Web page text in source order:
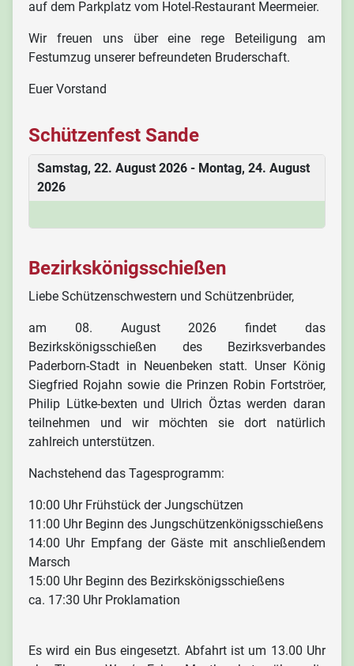
auf dem Parkplatz vom Hotel-Restaurant Meermeier.
Wir freuen uns über eine rege Beteiligung am
Festumzug unserer befreundeten Bruderschaft.
Euer Vorstand
Schützenfest Sande
Samstag, 22. August 2026 - Montag, 24. August
2026
Bezirkskönigsschießen
Liebe Schützenschwestern und Schützenbrüder,
am 08. August 2026 findet das
Bezirkskönigsschießen des Bezirksverbandes
Paderborn-Stadt in Neuenbeken statt. Unser König
Siegfried Rojahn sowie die Prinzen Robin Fortströer,
Philip Lütke-bexten und Ulrich Öztas werden daran
teilnehmen und wir möchten sie dort natürlich
zahlreich unterstützen.
Nachstehend das Tagesprogramm:
10:00 Uhr Frühstück der Jungschützen
11:00 Uhr Beginn des Jungschützenkönigsschießens
14:00 Uhr Empfang der Gäste mit anschließendem
Marsch
15:00 Uhr Beginn des Bezirkskönigsschießens
ca. 17:30 Uhr Proklamation
Es wird ein Bus eingesetzt. Abfahrt ist um 13.00 Uhr